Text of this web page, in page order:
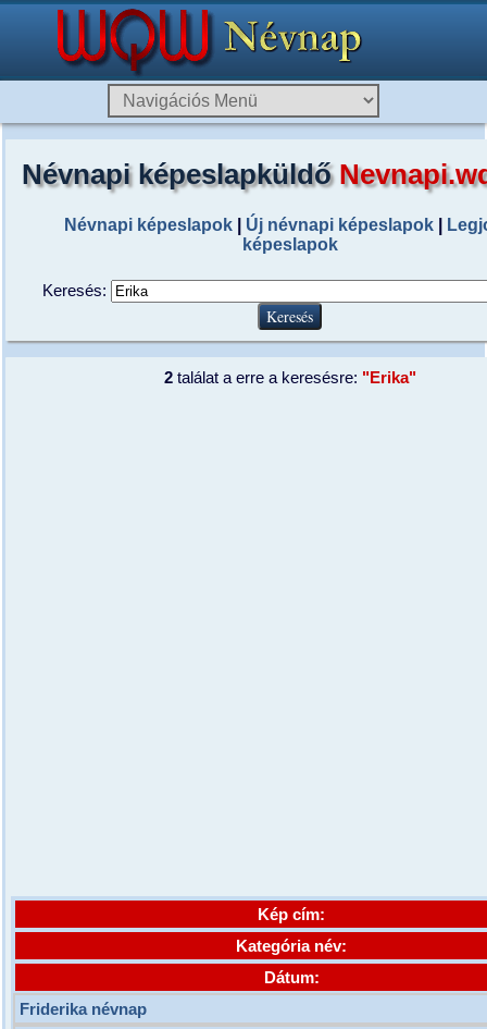
Névnapi képeslapküldő
Névnapi képeslapok Új névnapi képeslapok
képeslapok
Keresés:
2találat a erre a keresésre: "Erika"
Kép cím:
Kategória név:
Dátum:
Friderika névnap